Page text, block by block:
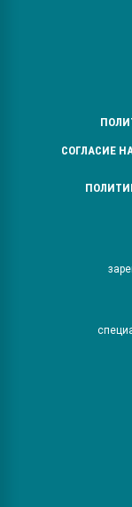
СОГЛАСИЕ